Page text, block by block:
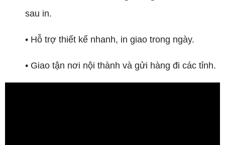
sau in.
• Hỗ trợ thiết kế nhanh, in giao trong ngày.
• Giao tận nơi nội thành và gửi hàng đi các tỉnh.